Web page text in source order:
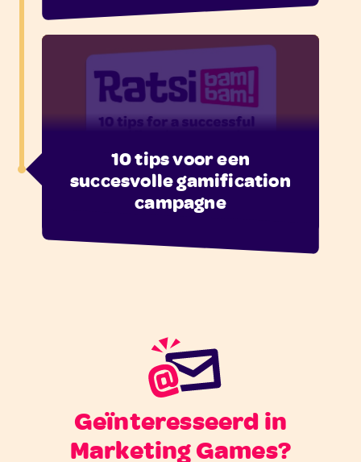
10 tips voor een
succesvolle gamification
campagne
Geïnteresseerd in
Marketing Games?